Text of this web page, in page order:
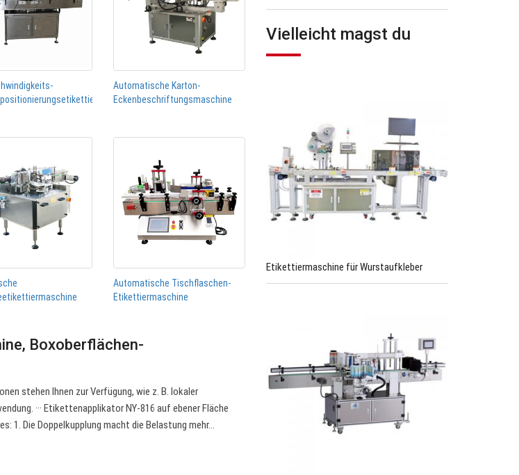
Automatische Karton-
Eckenbeschriftungsmaschine
Automatische Tischflaschen-
Etikettiermaschine
Boxoberflächen-
stehen Ihnen zur Verfügung, wie z. B. lokaler
··· Etikettenapplikator NY-816 auf ebener Fläche
1. Die Doppelkupplung macht die Belastung mehr…
Vielleicht magst du
Etikettiermaschine für Wurstaufkleber